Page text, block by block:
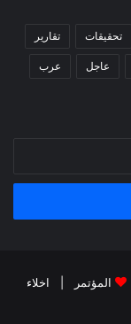
تحقيقات تقارير
عاجل عرب
المؤتمر
اخلاء